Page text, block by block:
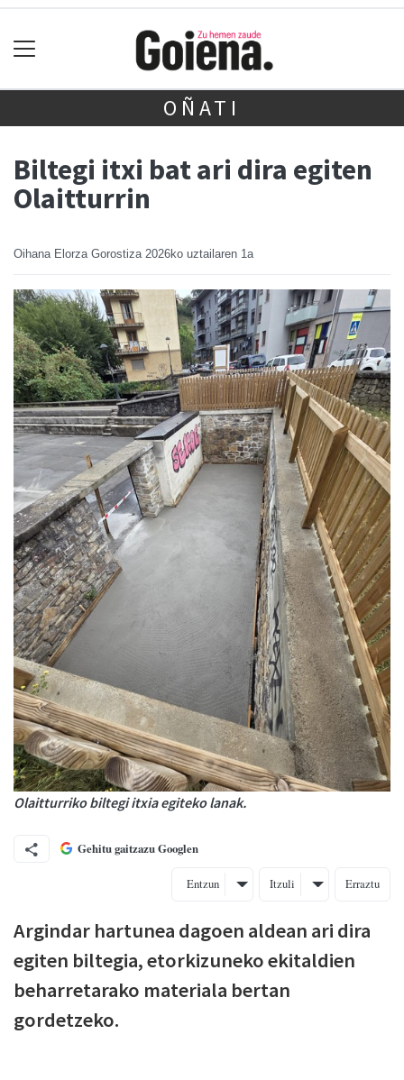
OÑATI
Biltegi itxi bat ari dira egiten
Olaitturrin
Oihana Elorza Gorostiza 2026ko uztailaren 1a
Olaitturriko biltegi itxia egiteko lanak.
Gehitu gaitzazu Googlen
Entzun Itzuli Erraztu
Argindar hartunea dagoen aldean ari dira
egiten biltegia, etorkizuneko ekitaldien
beharretarako materiala bertan
gordetzeko.